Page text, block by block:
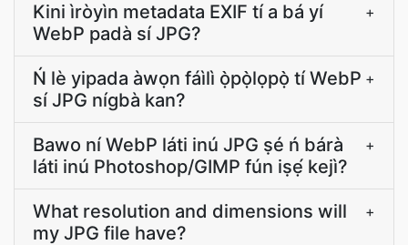
Kini ìròyìn metadata EXIF tí a bá yí
WebP padà sí JPG?
+
Ń lè yipada àwọn fáìlì ọ̀pọ̀lọpọ̀ tí WebP
sí JPG nígbà kan?
+
Bawo ní WebP láti inú JPG ṣé ń bárà
láti inú Photoshop/GIMP fún iṣẹ́ kejì?
+
What resolution and dimensions will
my JPG file have?
+